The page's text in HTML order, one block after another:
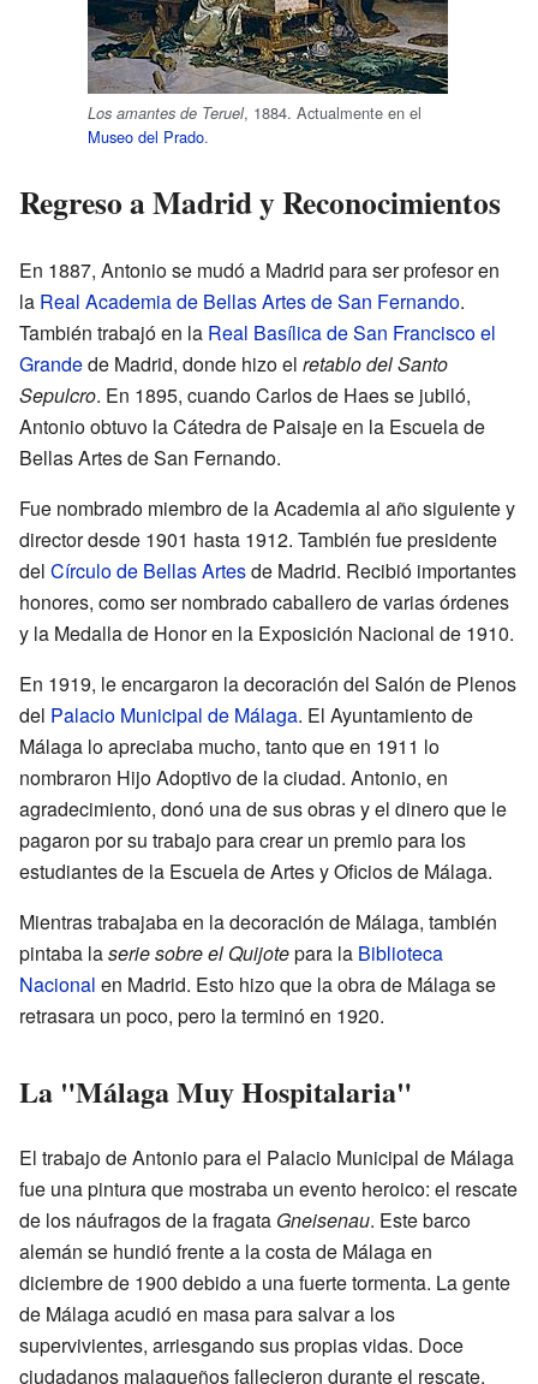
Los amantes de Teruel, 1884. Actualmente en el
Museo del Prado.
Regreso a Madrid y Reconocimientos
En 1887, Antonio se mudó a Madrid para ser profesor en
la Real Academia de Bellas Artes de San Fernando.
También trabajó en la Real Basílica de San Francisco el
Grandede Madrid, donde hizo el retablo del Santo
Sepulcro. En 1895, cuando Carlos de Haes se jubiló,
Antonio obtuvo la Cátedra de Paisaje en la Escuela de
Bellas Artes de San Fernando.
Fue nombrado miembro de la Academia al año siguiente y
director desde 1901 hasta 1912. También fue presidente
del Círculo de Bellas Artesde Madrid. Recibió importantes
honores, como ser nombrado caballero de varias órdenes
y la Medalla de Honor en la Exposición Nacional de 1910.
En 1919, le encargaron la decoración del Salón de Plenos
del Palacio Municipal de Málaga. El Ayuntamiento de
Málaga lo apreciaba mucho, tanto que en 1911 lo
nombraron Hijo Adoptivo de la ciudad. Antonio, en
agradecimiento, donó una de sus obras y el dinero que le
pagaron por su trabajo para crear un premio para los
estudiantes de la Escuela de Artes y Oficios de Málaga.
Mientras trabajaba en la decoración de Málaga, también
pintaba laserie sobre el Quijotepara la Biblioteca
Nacional en Madrid. Esto hizo que la obra de Málaga se
retrasara un poco, pero la terminó en 1920.
La "Málaga Muy Hospitalaria"
El trabajo de Antonio para el Palacio Municipal de Málaga
fue una pintura que mostraba un evento heroico: el rescate
de los náufragos de la fragata Gneisenau. Este barco
alemán se hundió frente a la costa de Málaga en
diciembre de 1900 debido a una fuerte tormenta. La gente
de Málaga acudió en masa para salvar a los
supervivientes, arriesgando sus propias vidas. Doce
ciudadanos malagueños fallecieron durante el rescate.